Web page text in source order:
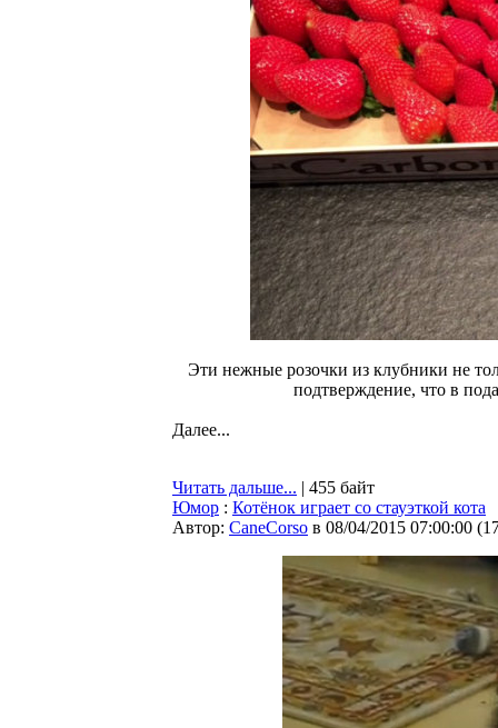
Эти нежные розочки из клубники не
подтверждение, что в
Далее...
Читать дальше... | 455 байт
Юмор : Котёнок играет со стауэткой кота
Автор: CaneCorso в 08/04/2015 07:00:00 (